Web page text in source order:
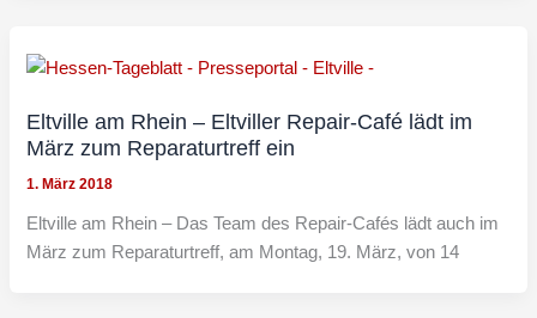
Eltville am Rhein – Eltviller Repair-Café lädt im
März zum Reparaturtreff ein
1. März 2018
Eltville am Rhein – Das Team des Repair-Cafés lädt auch im
März zum Reparaturtreff, am Montag, 19. März, von 14